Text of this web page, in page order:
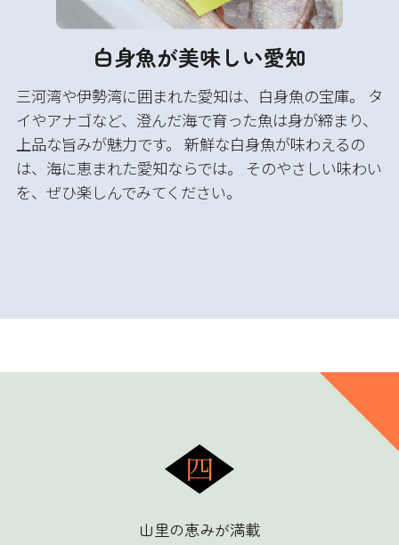
白身魚が美味しい愛知
三河湾や伊勢湾に囲まれた愛知は、白身魚の宝庫。 タ
イやアナゴなど、澄んだ海で育った魚は身が締まり、
上品な旨みが魅力です。 新鮮な白身魚が味わえるの
は、海に恵まれた愛知ならでは。 そのやさしい味わい
を、ぜひ楽しんでみてください。
山里の恵みが満載